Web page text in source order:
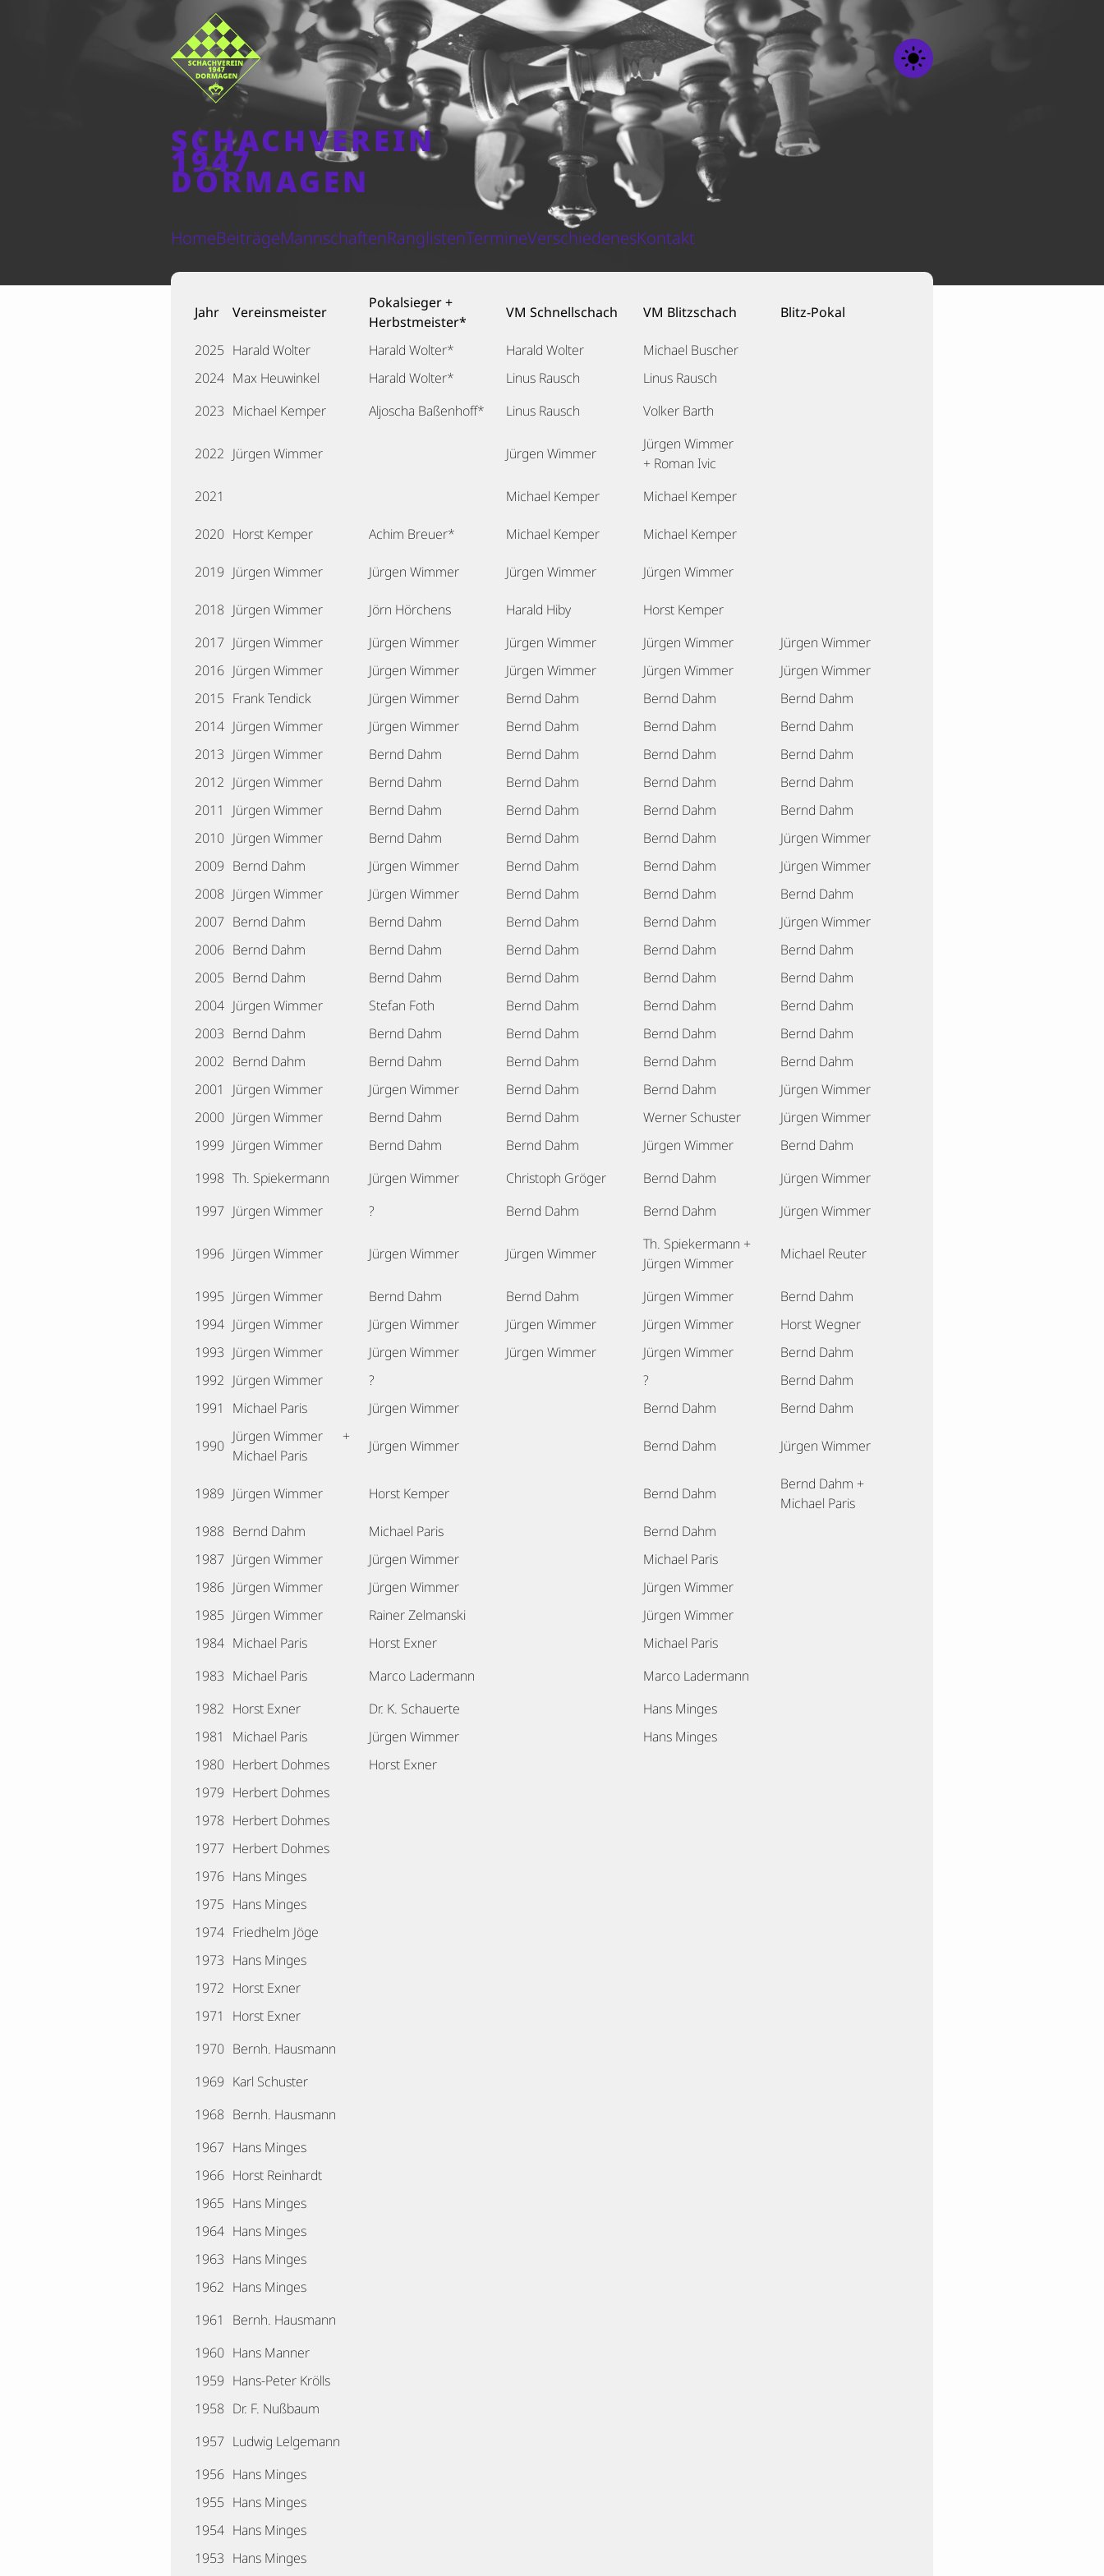
light_mode
SCHACHVEREIN
1947
DORMAGEN
HomeBeiträgeMannschaftenRanglistenTermineVerschiedenesKontakt
Jahr Vereinsmeister
Pokalsieger +
Herbstmeister*
VM Schnellschach VM Blitzschach Blitz-Pokal
2025 Harald Wolter Harald Wolter* Harald Wolter
Michael Buscher
2024 Max Heuwinkel Harald Wolter* Linus Rausch
Linus Rausch
2023 Michael Kemper Aljoscha Baßenhoff* Linus Rausch Volker Barth
2022 Jürgen Wimmer Jürgen Wimmer
Jürgen Wimmer
+ Roman Ivic
2021
Michael Kemper Michael Kemper
2020 Horst Kemper Achim Breuer* Michael Kemper Michael Kemper
2019 Jürgen Wimmer Jürgen Wimmer Jürgen Wimmer Jürgen Wimmer
2018 Jürgen Wimmer Jörn Hörchens Harald Hiby
Horst Kemper
2017 Jürgen Wimmer Jürgen Wimmer Jürgen Wimmer Jürgen Wimmer
Jürgen Wimmer
2016 Jürgen Wimmer Jürgen Wimmer Jürgen Wimmer Jürgen Wimmer
Jürgen Wimmer
2015 Frank Tendick Jürgen Wimmer Bernd Dahm Bernd Dahm
Bernd Dahm
2014 Jürgen Wimmer Jürgen Wimmer Bernd Dahm Bernd Dahm
Bernd Dahm
2013 Jürgen Wimmer Bernd Dahm Bernd Dahm Bernd Dahm
Bernd Dahm
2012 Jürgen Wimmer Bernd Dahm Bernd Dahm Bernd Dahm
Bernd Dahm
2011
Jürgen Wimmer Bernd Dahm Bernd Dahm Bernd Dahm
Bernd Dahm
2010 Jürgen Wimmer Bernd Dahm Bernd Dahm Bernd Dahm
Jürgen Wimmer
2009 Bernd Dahm Jürgen Wimmer Bernd Dahm Bernd Dahm
Jürgen Wimmer
2008 Jürgen Wimmer Jürgen Wimmer Bernd Dahm Bernd Dahm
Bernd Dahm
2007 Bernd Dahm Bernd Dahm Bernd Dahm Bernd Dahm
Jürgen Wimmer
2006 Bernd Dahm Bernd Dahm Bernd Dahm Bernd Dahm
Bernd Dahm
2005 Bernd Dahm Bernd Dahm Bernd Dahm Bernd Dahm
Bernd Dahm
2004 Jürgen Wimmer Stefan Foth Bernd Dahm Bernd Dahm
Bernd Dahm
2003 Bernd Dahm Bernd Dahm Bernd Dahm Bernd Dahm
Bernd Dahm
2002 Bernd Dahm Bernd Dahm Bernd Dahm Bernd Dahm
Bernd Dahm
2001
Jürgen Wimmer Jürgen Wimmer Bernd Dahm Bernd Dahm
Jürgen Wimmer
2000 Jürgen Wimmer Bernd Dahm Bernd Dahm Werner Schuster
Jürgen Wimmer
1999 Jürgen Wimmer Bernd Dahm Bernd Dahm Jürgen Wimmer
Bernd Dahm
1998 Th. Spiekermann Jürgen Wimmer Christoph Gröger Bernd Dahm
Jürgen Wimmer
1997 Jürgen Wimmer ? Bernd Dahm Bernd Dahm Jürgen Wimmer
1996 Jürgen Wimmer Jürgen Wimmer Jürgen Wimmer
Th. Spiekermann +
Jürgen Wimmer
Michael Reuter
1995 Jürgen Wimmer Bernd Dahm Bernd Dahm Jürgen Wimmer
Bernd Dahm
1994 Jürgen Wimmer Jürgen Wimmer Jürgen Wimmer Jürgen Wimmer
Horst Wegner
1993 Jürgen Wimmer Jürgen Wimmer Jürgen Wimmer Jürgen Wimmer
Bernd Dahm
1992 Jürgen Wimmer ? ?
Bernd Dahm
1991
Michael Paris Jürgen Wimmer Bernd Dahm Bernd Dahm
1990
Jürgen Wimmer +
Michael Paris
Jürgen Wimmer Bernd Dahm Jürgen Wimmer
1989 Jürgen Wimmer Horst Kemper Bernd Dahm
Bernd Dahm +
Michael Paris
1988 Bernd Dahm Michael Paris
Bernd Dahm
1987 Jürgen Wimmer Jürgen Wimmer
Michael Paris
1986 Jürgen Wimmer Jürgen Wimmer
Jürgen Wimmer
1985 Jürgen Wimmer Rainer Zelmanski
Jürgen Wimmer
1984 Michael Paris Horst Exner
Michael Paris
1983 Michael Paris Marco Ladermann
Marco Ladermann
1982 Horst Exner Dr. K. Schauerte
Hans Minges
1981
Michael Paris Jürgen Wimmer
Hans Minges
1980 Herbert Dohmes
Horst Exner
1979 Herbert Dohmes
1978 Herbert Dohmes
1977 Herbert Dohmes
1976 Hans Minges
1975 Hans Minges
1974 Friedhelm Jöge
1973 Hans Minges
1972 Horst Exner
1971
Horst Exner
1970 Bernh. Hausmann
1969 Karl Schuster
1968 Bernh. Hausmann
1967 Hans Minges
1966 Horst Reinhardt
1965 Hans Minges
1964 Hans Minges
1963 Hans Minges
1962 Hans Minges
1961
Bernh. Hausmann
1960 Hans Manner
1959 Hans-Peter Krölls
1958 Dr. F. Nußbaum
1957 Ludwig Lelgemann
1956 Hans Minges
1955 Hans Minges
1954 Hans Minges
1953 Hans Minges